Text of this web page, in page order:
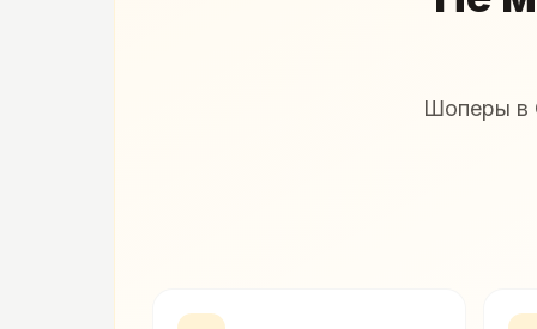
Шоперы в